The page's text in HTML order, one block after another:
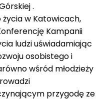
.
życia w Katowicach,
Kampanii
ludzi uświadamiając
osobistego i
wśród młodzieży
przygodę ze